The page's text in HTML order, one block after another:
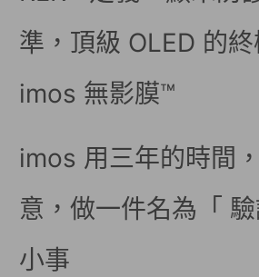
準，頂級 OLED 的終
imos 無影膜™
imos 用三年的時間
意，做一件名為「
小事